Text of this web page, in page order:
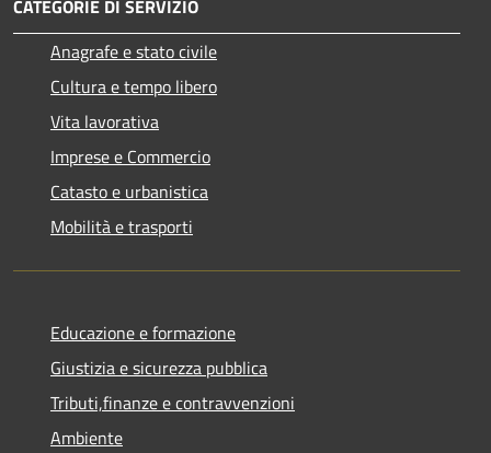
CATEGORIE DI SERVIZIO
Anagrafe e stato civile
Cultura e tempo libero
Vita lavorativa
Imprese e Commercio
Catasto e urbanistica
Mobilità e trasporti
Educazione e formazione
Giustizia e sicurezza pubblica
Tributi,finanze e contravvenzioni
Ambiente